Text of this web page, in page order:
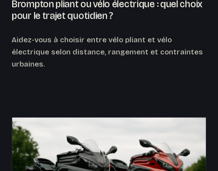
Brompton pliant ou vélo électrique : quel choix
pour le trajet quotidien ?
Aidez-vous à choisir entre vélo pliant et vélo
électrique selon distance, rangement et contraintes
urbaines.